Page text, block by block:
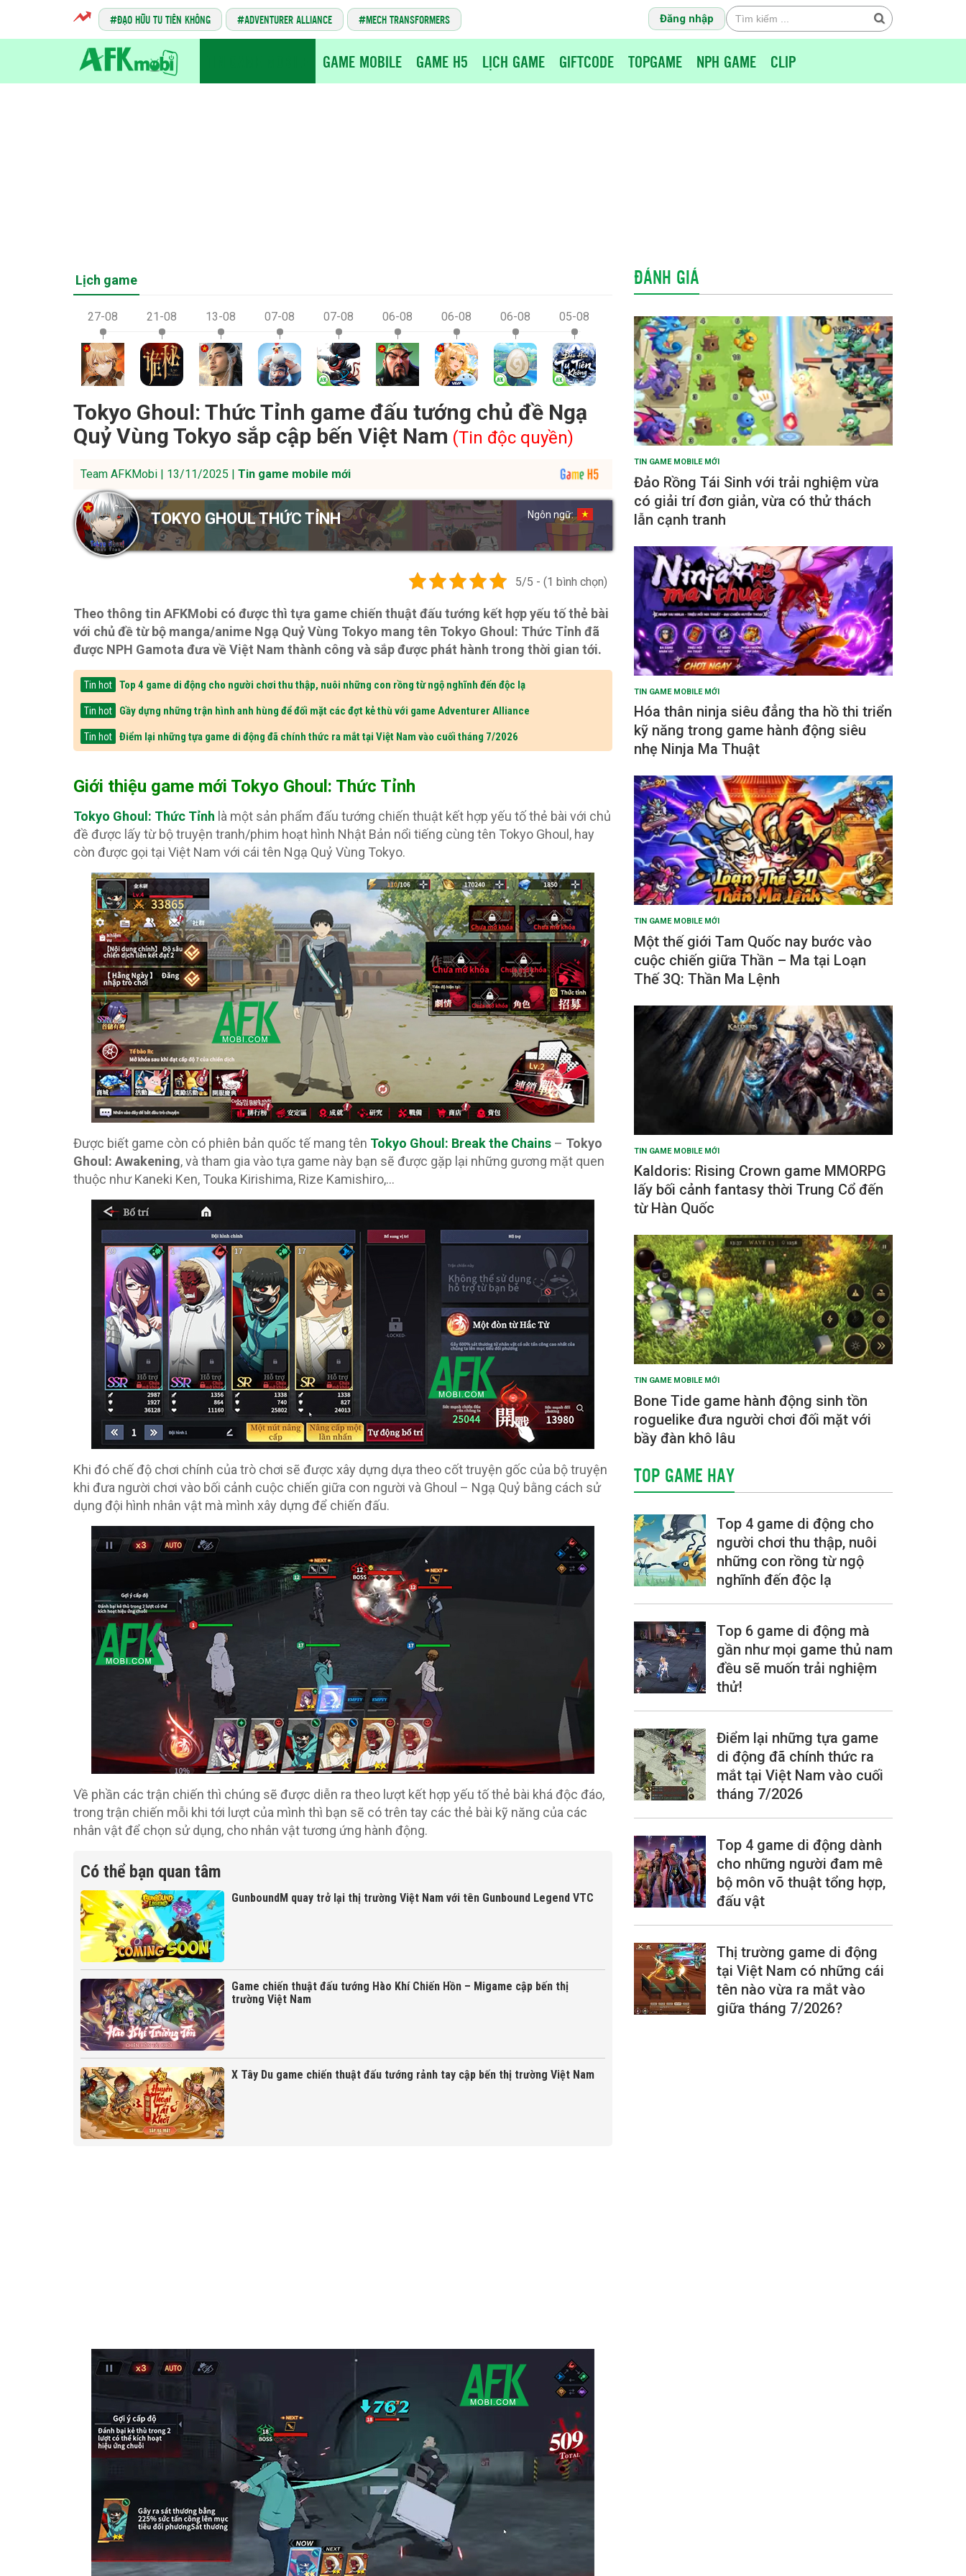
ĐẠO HỮU TU TIÊN KHÔNG ADVENTURER ALLIANCE MECH TRANSFORMERS Đăng nhập
GAME MOBILE GAME H5 LỊCH GAME GIFTCODE TOPGAME NPH GAME CLIP
Lịch game
27-08 21-08 13-08 07-08 07-08 06-08 06-08 06-08 05-08
Tokyo Ghoul: Thức Tỉnh game đấu tướng chủ đề Ngạ
Quỷ Vùng Tokyo sắp cập bến Việt Nam (Tin độc quyền)
Team AFKMobi | 13/11/2025 | Tin game mobile mới
TOKYO GHOUL THỨC TỈNH Ngôn ngữ:
5/5 - (1 bình chọn)
Theo thông tin AFKMobi có được thì tựa game chiến thuật đấu tướng kết hợp yếu tố thẻ bài
với chủ đề từ bộ manga/anime Ngạ Quỷ Vùng Tokyo mang tên Tokyo Ghoul: Thức Tỉnh đã
được NPH Gamota đưa về Việt Nam thành công và sắp được phát hành trong thời gian tới.
Tin hot Top 4 game di động cho người chơi thu thập, nuôi những con rồng từ ngộ nghĩnh đến độc lạ
Tin hot Gầy dựng những trận hình anh hùng để đối mặt các đợt kẻ thù với game Adventurer Alliance
Tin hot Điểm lại những tựa game di động đã chính thức ra mắt tại Việt Nam vào cuối tháng 7/2026
Giới thiệu game mới Tokyo Ghoul: Thức Tỉnh
Tokyo Ghoul: Thức Tỉnh là một sản phẩm đấu tướng chiến thuật kết hợp yếu tố thẻ bài với chủ
đề được lấy từ bộ truyện tranh/phim hoạt hình Nhật Bản nổi tiếng cùng tên Tokyo Ghoul, hay
còn được gọi tại Việt Nam với cái tên Ngạ Quỷ Vùng Tokyo.
Được biết game còn có phiên bản quốc tế mang tên Tokyo Ghoul: Break the Chains – Tokyo
Ghoul: Awakening, và tham gia vào tựa game này bạn sẽ được gặp lại những gương mặt quen
thuộc như Kaneki Ken, Touka Kirishima, Rize Kamishiro,…
Khi đó chế độ chơi chính của trò chơi sẽ được xây dựng dựa theo cốt truyện gốc của bộ truyện
khi đưa người chơi vào bối cảnh cuộc chiến giữa con người và Ghoul – Ngạ Quỷ bằng cách sử
dụng đội hình nhân vật mà mình xây dựng để chiến đấu.
Về phần các trận chiến thì chúng sẽ được diễn ra theo lượt kết hợp yếu tố thẻ bài khá độc đáo,
trong trận chiến mỗi khi tới lượt của mình thì bạn sẽ có trên tay các thẻ bài kỹ năng của các
nhân vật để chọn sử dụng, cho nhân vật tương ứng hành động.
Có thể bạn quan tâm
GunboundM quay trở lại thị trường Việt Nam với tên Gunbound Legend VTC
Game chiến thuật đấu tướng Hào Khí Chiến Hồn – Migame cập bến thị
trường Việt Nam
X Tây Du game chiến thuật đấu tướng rảnh tay cập bến thị trường Việt Nam
ĐÁNH GIÁ
TIN GAME MOBILE MỚI
Đảo Rồng Tái Sinh với trải nghiệm vừa
có giải trí đơn giản, vừa có thử thách
lẫn cạnh tranh
TIN GAME MOBILE MỚI
Hóa thân ninja siêu đẳng tha hồ thi triển
kỹ năng trong game hành động siêu
nhẹ Ninja Ma Thuật
TIN GAME MOBILE MỚI
Một thế giới Tam Quốc nay bước vào
cuộc chiến giữa Thần – Ma tại Loạn
Thế 3Q: Thần Ma Lệnh
TIN GAME MOBILE MỚI
Kaldoris: Rising Crown game MMORPG
lấy bối cảnh fantasy thời Trung Cổ đến
từ Hàn Quốc
TIN GAME MOBILE MỚI
Bone Tide game hành động sinh tồn
roguelike đưa người chơi đối mặt với
bầy đàn khô lâu
TOP GAME HAY
Top 4 game di động cho
người chơi thu thập, nuôi
những con rồng từ ngộ
nghĩnh đến độc lạ
Top 6 game di động mà
gần như mọi game thủ nam
đều sẽ muốn trải nghiệm
thử!
Điểm lại những tựa game
di động đã chính thức ra
mắt tại Việt Nam vào cuối
tháng 7/2026
Top 4 game di động dành
cho những người đam mê
bộ môn võ thuật tổng hợp,
đấu vật
Thị trường game di động
tại Việt Nam có những cái
tên nào vừa ra mắt vào
giữa tháng 7/2026?